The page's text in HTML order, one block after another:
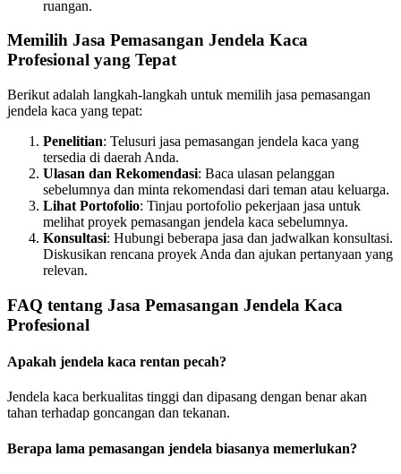
ruangan.
Memilih Jasa Pemasangan Jendela Kaca
Profesional yang Tepat
Berikut adalah langkah-langkah untuk memilih jasa pemasangan
jendela kaca yang tepat:
Penelitian: Telusuri jasa pemasangan jendela kaca yang
tersedia di daerah Anda.
Ulasan dan Rekomendasi: Baca ulasan pelanggan
sebelumnya dan minta rekomendasi dari teman atau keluarga.
Lihat Portofolio: Tinjau portofolio pekerjaan jasa untuk
melihat proyek pemasangan jendela kaca sebelumnya.
Konsultasi: Hubungi beberapa jasa dan jadwalkan konsultasi.
Diskusikan rencana proyek Anda dan ajukan pertanyaan yang
relevan.
FAQ tentang Jasa Pemasangan Jendela Kaca
Profesional
Apakah jendela kaca rentan pecah?
Jendela kaca berkualitas tinggi dan dipasang dengan benar akan
tahan terhadap goncangan dan tekanan.
Berapa lama pemasangan jendela biasanya memerlukan?